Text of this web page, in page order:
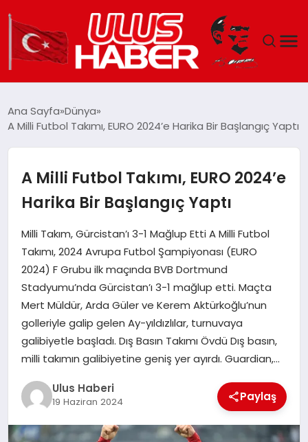
EKONOMI
SIYASET
TEKNOLOJI
EĞITIM
SPOR
YAŞAM
Ana Sayfa Dünya
A Milli Futbol Takımı, EURO 2024’e Harika Bir Başlangıç Yaptı
A Milli Futbol Takımı, EURO 2024’e
Harika Bir Başlangıç Yaptı
Milli Takım, Gürcistan’ı 3-1 Mağlup Etti A Milli Futbol
Takımı, 2024 Avrupa Futbol Şampiyonası (EURO
2024) F Grubu ilk maçında BVB Dortmund
Stadyumu’nda Gürcistan’ı 3-1 mağlup etti. Maçta
Mert Müldür, Arda Güler ve Kerem Aktürkoğlu’nun
golleriyle galip gelen Ay-yıldızlılar, turnuvaya
galibiyetle başladı. Dış Basın Takımı Övdü Dış basın,
milli takımın galibiyetine geniş yer ayırdı. Guardian,…
Ulus Haberi
19 Haziran 2024 Paylaş